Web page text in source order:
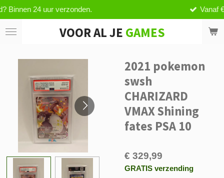
Ga
direct
naar
VOOR AL JE GAMES
Vanaf €59.99,- geen
2021 pokemon
swsh
CHARIZARD
VMAX Shining
fates PSA 10
€ 329,99
GRATIS verzending